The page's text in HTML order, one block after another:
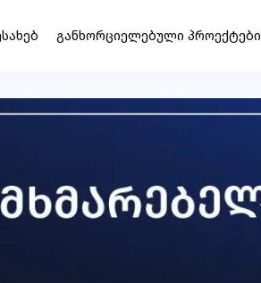
ᲒᲐᲜᲮᲝᲠᲪᲘᲔᲚᲔᲑᲣᲚᲘ ᲞᲠᲝᲔᲥᲢᲔᲑᲘ